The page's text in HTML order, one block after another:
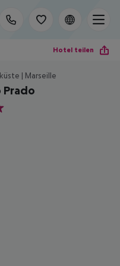
Hotel teilen
| Marseille
Prado